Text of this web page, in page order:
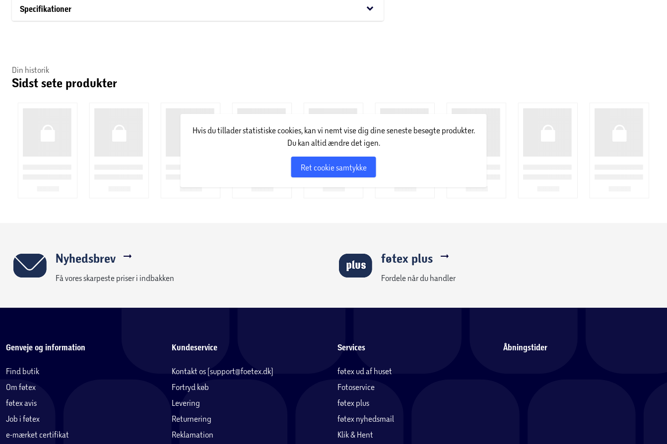
Specifikationer keyboard_arrow_down
Din historik
Sidst sete produkter
Hvis du tillader statistiske cookies, kan vi nemt vise dig dine seneste besøgte produkter.
Du kan altid ændre det igen.
Ret cookie samtykke
Nyhedsbrev
Få vores skarpeste priser i indbakken
føtex plus
Fordele når du handler
Genveje og information
Find butik
Om føtex
føtex avis
Job i føtex
e-mærket certifikat
Kundeservice
Kontakt os (support@foetex.dk)
Fortryd køb
Levering
Returnering
Reklamation
Services
føtex ud af huset
Fotoservice
føtex plus
føtex nyhedsmail
Klik & Hent
Åbningstider